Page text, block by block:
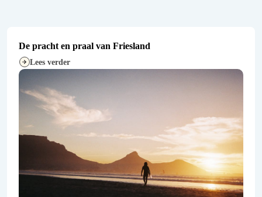
De pracht en praal van Friesland
Lees verder